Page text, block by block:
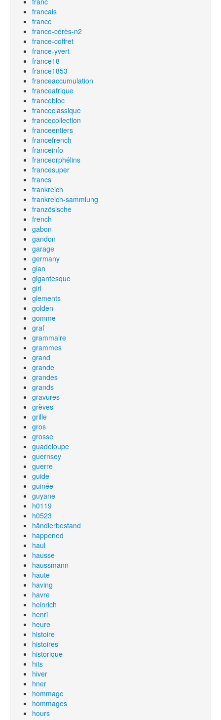
francais
france
france-cérès-n2
france-coffret
france-yvert
france18
france1853
franceaccumulation
franceafrique
francebloc
franceclassique
francecollection
franceentiers
francefrench
franceinfo
franceorphélins
francesuper
francs
frankreich
frankreich-sammlung
französische
french
gabon
gandon
garage
germany
gian
gigantesque
girl
glements
golden
gomme
graf
grammaire
grammes
grand
grande
grandes
grands
gravures
grèves
grille
gros
grosse
guadeloupe
guernsey
guerre
guide
guinée
guyane
h0119
h0523
händlerbestand
happened
haul
hausse
haussmann
haute
having
havre
heinrich
henri
heure
histoire
histoires
historique
hits
hiver
hner
hommage
hommages
hours